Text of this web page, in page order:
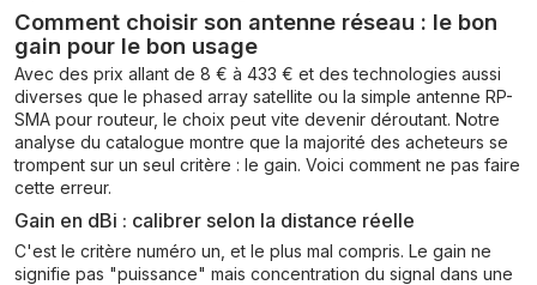
Comment choisir son antenne réseau : le bon
gain pour le bon usage
Avec des prix allant de 8 € à 433 € et des technologies aussi
diverses que le phased array satellite ou la simple antenne RP-
SMA pour routeur, le choix peut vite devenir déroutant. Notre
analyse du catalogue montre que la majorité des acheteurs se
trompent sur un seul critère : le gain. Voici comment ne pas faire
cette erreur.
Gain en dBi : calibrer selon la distance réelle
C'est le critère numéro un, et le plus mal compris. Le gain ne
signifie pas "puissance" mais concentration du signal dans une